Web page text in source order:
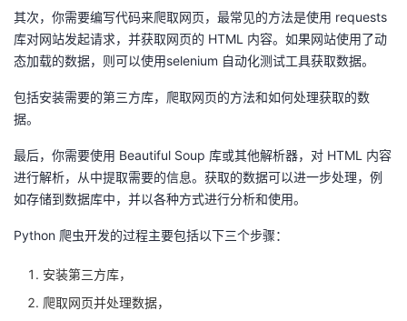
其次，你需要编写代码来爬取网页，最常见的方法是使用 requests
库对网站发起请求，并获取网页的 HTML 内容。如果网站使用了动
态加载的数据，则可以使用selenium 自动化测试工具获取数据。
包括安装需要的第三方库，爬取网页的方法和如何处理获取的数
据。
最后，你需要使用 Beautiful Soup 库或其他解析器，对 HTML 内容
进行解析，从中提取需要的信息。获取的数据可以进一步处理，例
如存储到数据库中，并以各种方式进行分析和使用。
Python 爬虫开发的过程主要包括以下三个步骤：
安装第三方库，
爬取网页并处理数据，